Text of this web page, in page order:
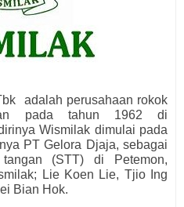
adalah perusahaan rokok
pada tahun 1962 di
Wismilak dimulai pada
PT Gelora Djaja, sebagai
(STT) di Petemon,
Lie Koen Lie, Tjio Ing
Bian Hok.